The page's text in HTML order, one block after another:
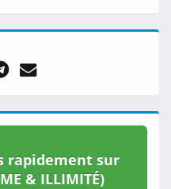
rapidement sur
& ILLIMITÉ)